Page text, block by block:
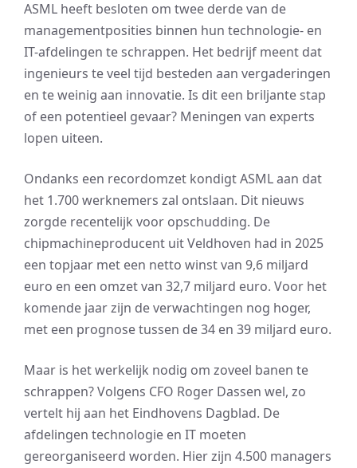
ASML heeft besloten om twee derde van de
managementposities binnen hun technologie- en
IT-afdelingen te schrappen. Het bedrijf meent dat
ingenieurs te veel tijd besteden aan vergaderingen
en te weinig aan innovatie. Is dit een briljante stap
of een potentieel gevaar? Meningen van experts
lopen uiteen.
Ondanks een recordomzet kondigt ASML aan dat
het 1.700 werknemers zal ontslaan. Dit nieuws
zorgde recentelijk voor opschudding. De
chipmachineproducent uit Veldhoven had in 2025
een topjaar met een netto winst van 9,6 miljard
euro en een omzet van 32,7 miljard euro. Voor het
komende jaar zijn de verwachtingen nog hoger,
met een prognose tussen de 34 en 39 miljard euro.
Maar is het werkelijk nodig om zoveel banen te
schrappen? Volgens CFO Roger Dassen wel, zo
vertelt hij aan het Eindhovens Dagblad. De
afdelingen technologie en IT moeten
gereorganiseerd worden. Hier zijn 4.500 managers